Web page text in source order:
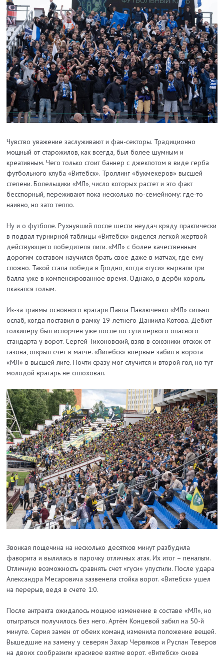
Чувство уважение заслуживают и фан-секторы. Традиционно
мощный от старожилов, как всегда, был более шумным и
креативным. Чего только стоит баннер с джекпотом в виде герба
футбольного клуба «Витебск». Троллинг «букмекеров» высшей
степени. Болельщики «МЛ», число которых растет и это факт
бесспорный, переживают пока несколько по-семейному: где-то
наивно, но зато тепло.
Ну и о футболе. Рухнувший после шести неудач кряду практически
в подвал турнирной таблицы «Витебск» виделся легкой жертвой
действующего победителя лиги. «МЛ» с более качественным
дорогим составом научился брать свое даже в матчах, где ему
сложно. Такой стала победа в Гродно, когда «гуси» вырвали три
балла уже в компенсированное время. Однако, в дерби король
оказался голым.
Из-за травмы основного вратаря Павла Павлюченко «МЛ» сильно
ослаб, когда поставил в рамку 19-летнего Даниила Котова. Дебют
голкиперу был испорчен уже после по сути первого опасного
стандарта у ворот. Сергей Тихоновский, взяв в союзники отскок от
газона, открыл счет в матче. «Витебск» впервые забил в ворота
«МЛ» в высшей лиге. Почти сразу мог случится и второй гол, но тут
молодой вратарь не сплоховал.
Звонкая пощечина на несколько десятков минут разбудила
фаворита и вылилась в парочку отличных атак. Их итог – пенальти.
Отличную возможность сравнять счет «гуси» упустили. После удара
Александра Месаровича зазвенела стойка ворот. «Витебск» ушел
на перерыв, ведя в счете 1:0.
После антракта ожидалось мощное изменение в составе «МЛ», но
отыграться получилось без него. Артём Концевой забил на 50-й
минуте. Серия замен от обеих команд изменила положение вещей.
Вышедшие на замену у северян Захар Червяков и Руслан Теверов
на двоих сообразили красивое взятие ворот. «Витебск» снова